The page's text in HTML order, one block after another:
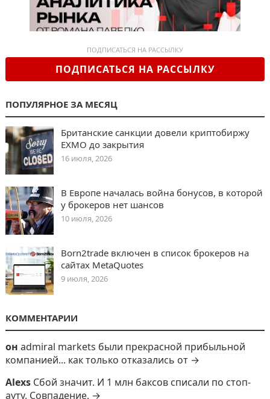
ПОДПИСАТЬСЯ НА РАССЫЛКУ
ПОДПИСАТЬСЯ НА РАССЫЛКУ
ПОПУЛЯРНОЕ ЗА МЕСЯЦ
Британские санкции довели криптобиржу
EXMO до закрытия
16 июля, 2026
В Европе началась война бонусов, в которой
у брокеров нет шансов
10 июля, 2026
Born2trade включен в список брокеров на
сайтах MetaQuotes
9 июля, 2026
КОММЕНТАРИИ
он admiral markets были прекрасной прибыльной
компанией... как только отказались от →
Alexs Сбой значит. И 1 млн баксов списали по стоп-
ауту. Совпадение. →